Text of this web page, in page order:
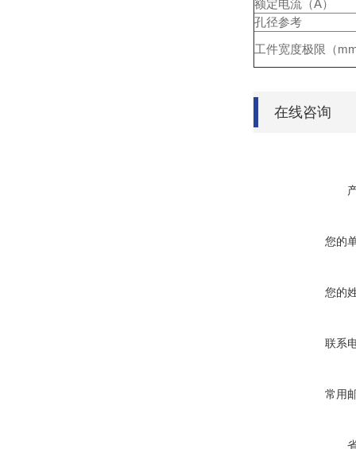
额定电流（A）
孔径参考
工件宽度极限（
在线咨询
您的
您的
联系
常用